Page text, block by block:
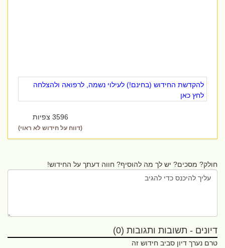
להקדשת החידוש (בחינם!) לעילוי נשמה, לרפואה ולהצלחה
לחץ כאן
3596 צפיות
(דווח על חידוש לא ראוי)
חולק? מסכים? יש לך מה להוסיף? חווה דעתך על החידוש!
דיונים - תשובות ותגובות (0)
טרם נערך דיון סביב חידוש זה